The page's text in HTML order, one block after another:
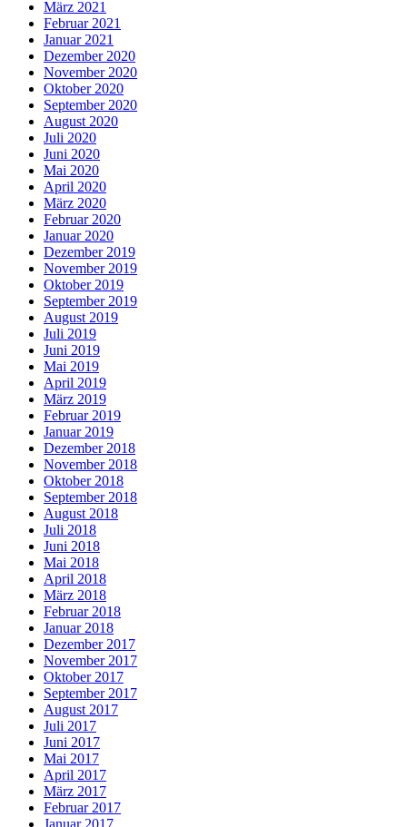
März 2021
Februar 2021
Januar 2021
Dezember 2020
November 2020
Oktober 2020
September 2020
August 2020
Juli 2020
Juni 2020
Mai 2020
April 2020
März 2020
Februar 2020
Januar 2020
Dezember 2019
November 2019
Oktober 2019
September 2019
August 2019
Juli 2019
Juni 2019
Mai 2019
April 2019
März 2019
Februar 2019
Januar 2019
Dezember 2018
November 2018
Oktober 2018
September 2018
August 2018
Juli 2018
Juni 2018
Mai 2018
April 2018
März 2018
Februar 2018
Januar 2018
Dezember 2017
November 2017
Oktober 2017
September 2017
August 2017
Juli 2017
Juni 2017
Mai 2017
April 2017
März 2017
Februar 2017
Januar 2017